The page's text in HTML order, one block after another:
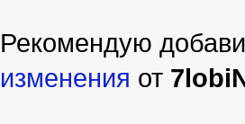
Рекомендую
изменения от